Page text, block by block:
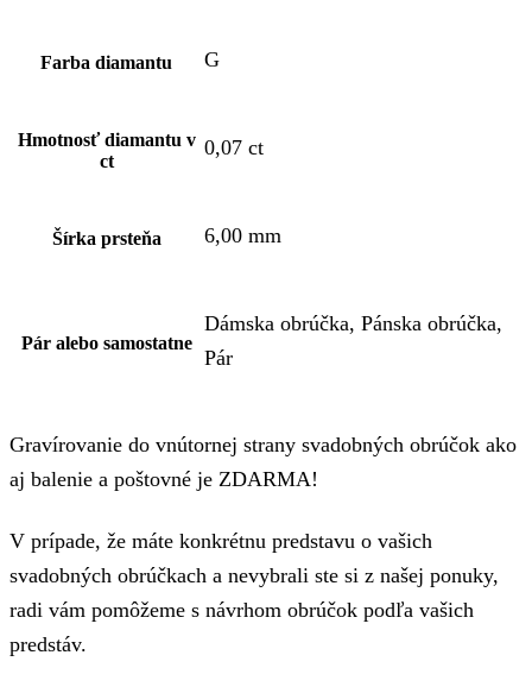
Farba diamantu G
Hmotnosť diamantu v
ct
0,07 ct
Šírka prsteňa 6,00 mm
Pár alebo samostatne
Dámska obrúčka, Pánska obrúčka,
Pár
Gravírovanie do vnútornej strany svadobných obrúčok ako
aj balenie a poštovné je ZDARMA!
V prípade, že máte konkrétnu predstavu o vašich
svadobných obrúčkach a nevybrali ste si z našej ponuky,
radi vám pomôžeme s návrhom obrúčok podľa vašich
predstáv.